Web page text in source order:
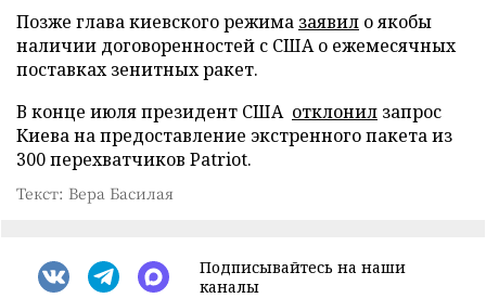
Позже глава киевского режима заявил о якобы
наличии договоренностей с США о ежемесячных
поставках зенитных ракет.
В конце июля президент США отклонил запрос
Киева на предоставление экстренного пакета из
300 перехватчиков Patriot.
Текст: Вера Басилая
Подписывайтесь на наши
каналы